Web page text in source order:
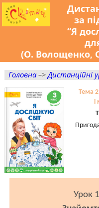
за
“Я
(О. Волощенко,
Головна–>Дистанційні
Тема
і
Урок